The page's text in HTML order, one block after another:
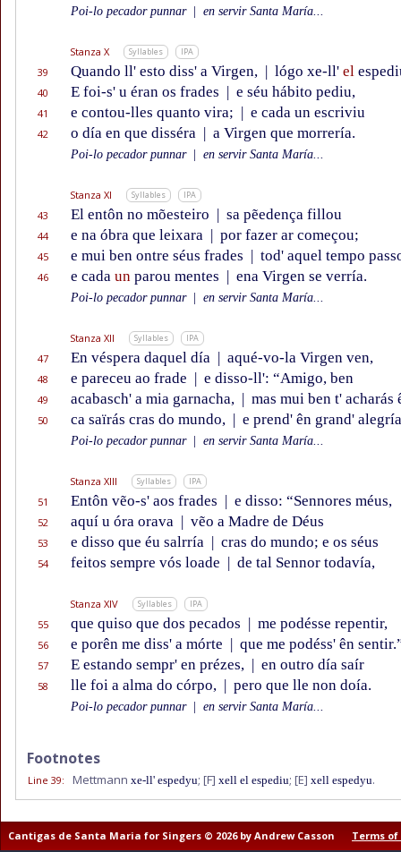
Poi-lo pecador punnar en servir Santa María...
Stanza X Syllables IPA
39 Quando ll' esto diss' a Virgen, | lógo xe-ll' el
40 E foi-s' u éran os frades | e séu hábito pediu,
41 e contou-lles quanto vira; | e cada un escriviu
42 o día en que disséra | a Virgen que morrería.
Poi-lo pecador punnar en servir Santa María...
Stanza XI Syllables IPA
43 El entôn no mõesteiro | sa pẽedença fillou
44 e na óbra que leixara | por fazer ar começou;
45 e mui ben ontre séus frades | tod' aquel tempo
46 e cada un parou mentes | ena Virgen se verría.
Poi-lo pecador punnar en servir Santa María...
Stanza XII Syllables IPA
47 En véspera daquel día | aqué-vo-la Virgen ven,
48 e pareceu ao frade | e disso-ll': “Amigo, ben
49 acabasch' a mia garnacha, | mas mui ben t' acharás
50 ca saïrás cras do mundo, | e prend' ên grand'
Poi-lo pecador punnar en servir Santa María...
Stanza XIII Syllables IPA
51 Entôn vẽo-s' aos frades | e disso: “Sennores méus,
52 aquí u óra orava | vẽo a Madre de Déus
53 e disso que éu salrría | cras do mundo; e os séus
54 feitos sempre vós loade | de tal Sennor todavía,
Stanza XIV Syllables IPA
55 que quiso que dos pecados | me podésse repentir,
56 e porên me diss' a mórte | que me podéss' ên
57 E estando sempr' en prézes, | en outro día saír
58 lle foi a alma do córpo, | pero que lle non doía.
Poi-lo pecador punnar en servir Santa María...
Footnotes
Line 39: Mettmann xe-ll' espedyu; [F] xell el espediu; [E] xell espedyu.
Cantigas de Santa Maria for Singers © 2026 by Andrew Casson Terms of